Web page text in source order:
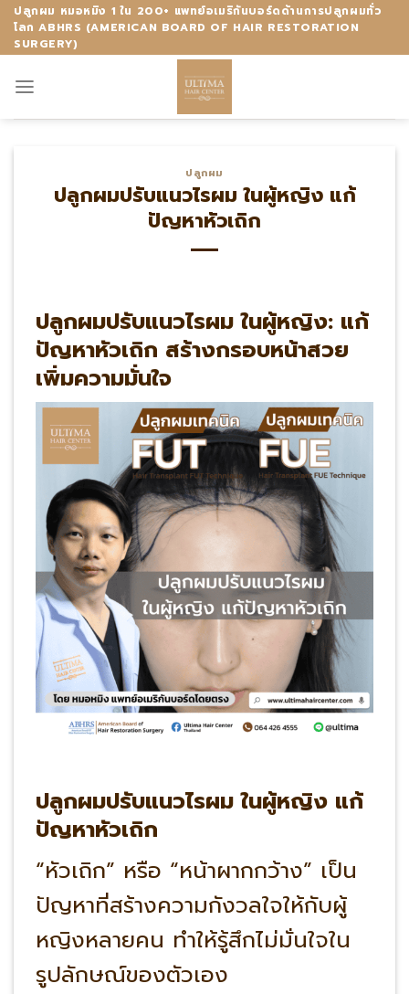
Skip
content
ปลูกผม หมอหมิง 1 ใน 200+ แพทย์อเมริกันบอร์ดด้านการปลูกผมทั่ว
โลก ABHRS (AMERICAN BOARD OF HAIR RESTORATION
SURGERY)
ปลูกผม
ปลูกผมปรับแนวไรผม ในผู้หญิง แก้
ปัญหาหัวเถิก
ปลูกผมปรับแนวไรผม ในผู้หญิง: แก้
ปัญหาหัวเถิก สร้างกรอบหน้าสวย
เพิ่มความมั่นใจ
ปลูกผมปรับแนวไรผม ในผู้หญิง แก้
ปัญหาหัวเถิก
“หัวเถิก” หรือ “หน้าผากกว้าง” เป็น
ปัญหาที่สร้างความกังวลใจให้กับผู้
หญิงหลายคน ทำให้รู้สึกไม่มั่นใจใน
รูปลักษณ์ของตัวเอง